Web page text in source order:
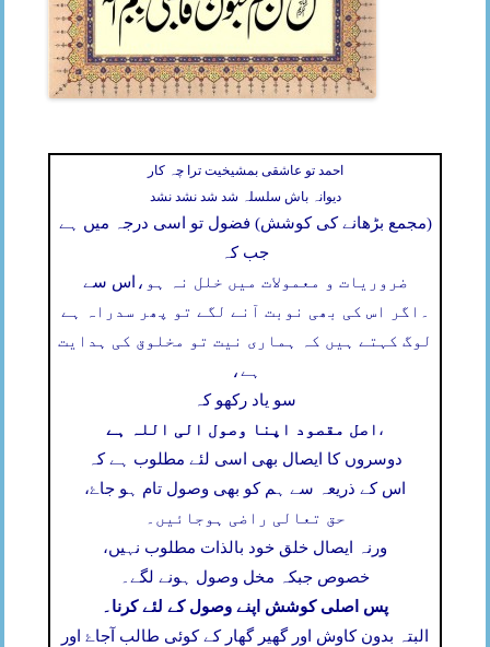
احمد تو عاشقی بمشیخیت ترا چہ کار
دیوانہ باش سلسلہ شد شد نشد نشد
(مجمع بڑھانے کی کوشش) فضول تو اسی درجہ میں ہے
جب کہ
اس سے ضروریات و معمولات میں خلل نہ ہو،
اگر اس کی بھی نوبت آنے لگے تو پھر سدراہ ہے
لوگ کہتے ہیں کہ ہماری نیت تو مخلوق کی ہدایت
ہے،
سو یاد رکھو کہ
اصل مقصود اپنا وصول الی اللہ ہے ،
دوسروں کا ایصال بھی اسی لئے مطلوب ہے کہ
اس کے ذریعہ سے ہم کو بھی وصول تام ہو جاۓ،
حق تعالی راضی ہوجائیں۔
ورنہ ایصال خلق خود بالذات مطلوب نہیں،
خصوص جبکہ مخل وصول ہونے لگے۔
پس اصلی کوشش اپنے وصول کے لئے کرنا۔
البتہ بدون کاوش اور گھیر گھار کے کوئی طالب آجاۓ اور